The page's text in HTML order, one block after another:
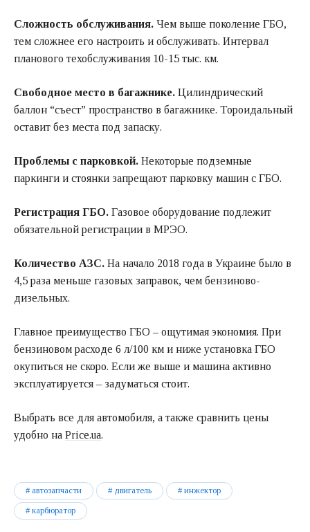
Сложность обслуживания. Чем выше поколение ГБО,
тем сложнее его настроить и обслуживать. Интервал
планового техобслуживания 10-15 тыс. км.
Свободное место в багажнике. Цилиндрический
баллон “съест” пространство в багажнике. Тороидальный
оставит без места под запаску.
Проблемы с парковкой. Некоторые подземные
паркинги и стоянки запрещают парковку машин с ГБО.
Регистрация ГБО. Газовое оборудование подлежит
обязательной регистрации в МРЭО.
Количество АЗС. На начало 2018 года в Украине было в
4,5 раза меньше газовых заправок, чем бензиново-
дизельных.
Главное преимущество ГБО – ощутимая экономия. При
бензиновом расходе 6 л/100 км и ниже установка ГБО
окупиться не скоро. Если же выше и машина активно
эксплуатируется – задуматься стоит.
Выбрать все для автомобиля, а также сравнить цены
удобно на Price.ua.
автозапчасти двигатель инжектор
карбюратор